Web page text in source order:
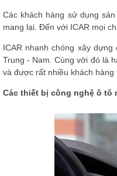
Các khách hàng sử dụng
mang lại. Đến với ICAR mọi
ICAR nhanh chóng xây
Trung - Nam. Cùng với đó là
và được rất nhiều khách hàng
Các thiết bị công nghệ ô tô